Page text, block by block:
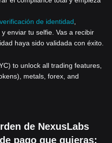
de identidad
enviar tu selfie. Vas a recibir
haya sido validada con éxito.
to unlock all trading features,
metals, forex, and
de NexusLabs
pago que quieras: